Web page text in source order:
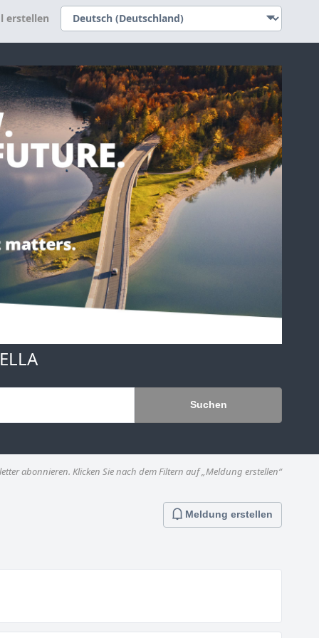
erstellen
Suchen
abonnieren. Klicken Sie nach dem Filtern auf „Meldung erstellen“
Meldung erstellen